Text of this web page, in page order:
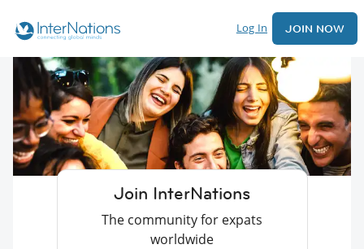
Log In JOIN NOW
Join InterNations
The community for expats
worldwide